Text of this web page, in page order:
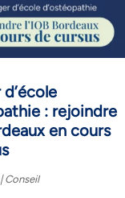
: rejoindre
en cours
Conseil